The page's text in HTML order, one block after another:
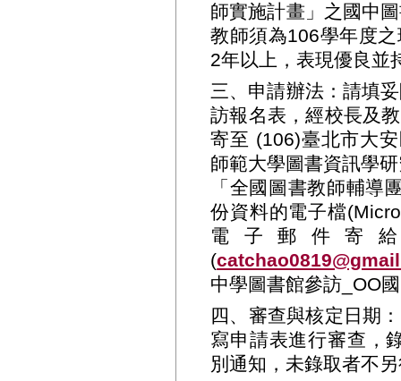
師實施計畫」之國中
教師須為106學年度
2年以上，表現優良並
三、申請辦法：請填
訪報名表，經校長及
寄至 (106)臺北市大
師範大學圖書資訊學
「全國圖書教師輔導
份資料的電子檔
電子郵件寄
(
中學圖書館參訪_OO
四、審查與核定日期
寫申請表進行審查，
別通知，未錄取者不